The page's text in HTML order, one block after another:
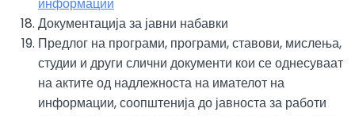
Документација за јавни набавки
Предлог на програми, програми, ставови, мислења,
студии и други слични документи кои се однесуваат
на актите од надлежноста на имателот на
информации, соопштенија до јавноста за работи